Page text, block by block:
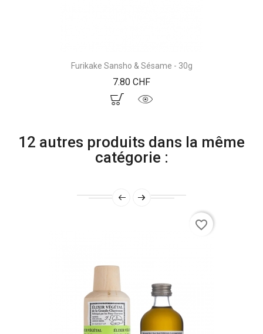
Furikake Sansho & Sésame - 30g
7.80 CHFPrix
12 autres produits dans la même
catégorie :
favorite_border